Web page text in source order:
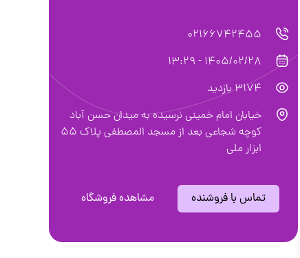
02166742455
1405/02/28 - 13:29
3174 بازدید
خیابان امام خمینی نرسیده به میدان حسن آباد
کوچه شجاعی بعد از مسجد المصطفی پلاک ۵۵
ابزار ملی
تماس با فروشنده مشاهده فروشگاه